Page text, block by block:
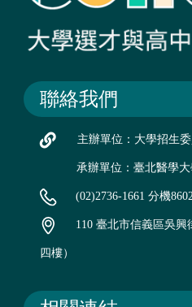
聯絡我們
主辦單位：大學招生
承辦單位：臺北醫學
(02)2736-1661 分機
110 臺北市信義區吳
四樓）